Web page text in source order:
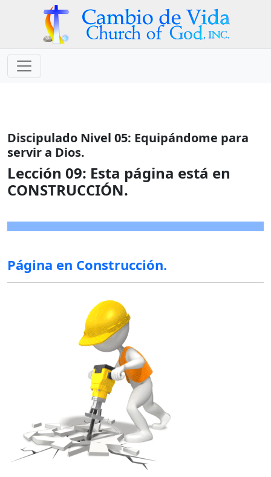
Discipulado Nivel 05: Equipándome para
servir a Dios.
Lección 09: Esta página está en
CONSTRUCCIÓN.
Página en Construcción.